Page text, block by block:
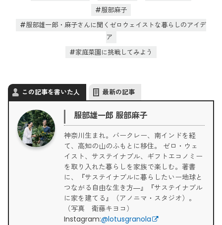
服部麻子
服部雄一郎・麻子さんに聞くゼロウェイストな暮らしのアイデ
ア
家庭菜園に挑戦してみよう
この記事を書いた人 最新の記事
服部雄一郎 服部麻子
神奈川生まれ。バークレー、南インドを経
て、高知の山のふもとに移住。 ゼロ・ウェ
イスト、サステイナブル、ギフトエコノミー
を取り入れた暮らしを家族で楽しむ。著書
に、『サステイナブルに暮らしたいー地球と
つながる自由な生き方―』『サステイナブル
に家を建てる』（アノニマ・スタジオ）。
（写真 衛藤キヨコ）
Instagram:@lotusgranola